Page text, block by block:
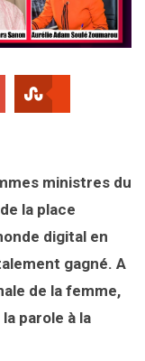
ministres du
la place
digital en
gagné. A
de la femme,
parole à la